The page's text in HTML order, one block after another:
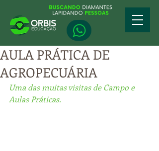
AULA PRÁTICA DE
AGROPECUÁRIA
Uma das muitas visitas de Campo e
Aulas Práticas.